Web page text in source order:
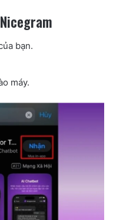
bạn.
máy.